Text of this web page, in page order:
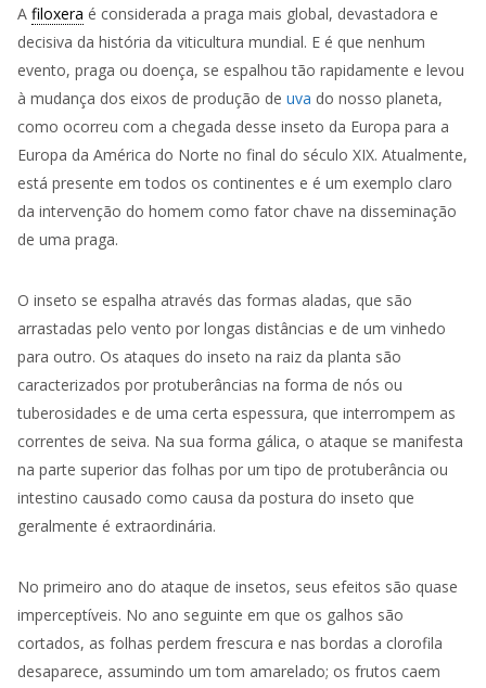
A filoxera é considerada a praga mais global, devastadora e
decisiva da história da viticultura mundial. E é que nenhum
evento, praga ou doença, se espalhou tão rapidamente e levou
à mudança dos eixos de produção de uva do nosso planeta,
como ocorreu com a chegada desse inseto da Europa para a
Europa da América do Norte no final do século XIX. Atualmente,
está presente em todos os continentes e é um exemplo claro
da intervenção do homem como fator chave na disseminação
de uma praga.
O inseto se espalha através das formas aladas, que são
arrastadas pelo vento por longas distâncias e de um vinhedo
para outro. Os ataques do inseto na raiz da planta são
caracterizados por protuberâncias na forma de nós ou
tuberosidades e de uma certa espessura, que interrompem as
correntes de seiva. Na sua forma gálica, o ataque se manifesta
na parte superior das folhas por um tipo de protuberância ou
intestino causado como causa da postura do inseto que
geralmente é extraordinária.
No primeiro ano do ataque de insetos, seus efeitos são quase
imperceptíveis. No ano seguinte em que os galhos são
cortados, as folhas perdem frescura e nas bordas a clorofila
desaparece, assumindo um tom amarelado; os frutos caem